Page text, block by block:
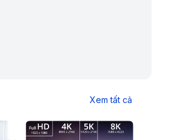
Xem tất cả